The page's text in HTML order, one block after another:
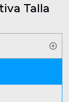
Talla